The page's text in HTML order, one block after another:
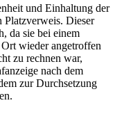
und Einhaltung der
Platzverweis. Dieser
da sie bei einem
wieder angetroffen
zu rechnen war,
nach dem
zur Durchsetzung